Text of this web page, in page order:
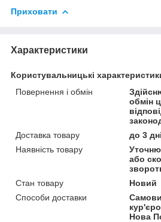
Приховати
Характеристики
Користувальницькі
Повернення і обмін
обмін
Доставка товару
до 3
Наявність товару
або
Стан товару
Новий
Способи доставки
Нова